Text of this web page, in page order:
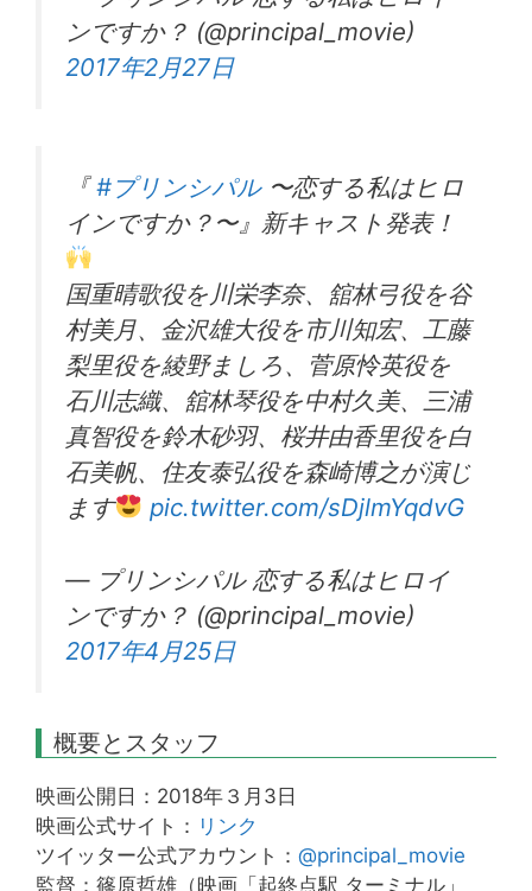
ンですか？ (@principal_movie)
2017年2月27日
『#プリンシパル〜恋する私はヒロ
インですか？〜』新キャスト発表！
国重晴歌役を川栄李奈、舘林弓役を谷
村美月、金沢雄大役を市川知宏、工藤
梨里役を綾野ましろ、菅原怜英役を
石川志織、舘林琴役を中村久美、三浦
真智役を鈴木砂羽、桜井由香里役を白
石美帆、住友泰弘役を森崎博之が演じ
ます
pic.twitter.com/sDjlmYqdvG
— プリンシパル 恋する私はヒロイ
ンですか？ (@principal_movie)
2017年4月25日
概要とスタッフ
映画公開日：2018年３月3日
映画公式サイト： リンク
ツイッター公式アカウント： @principal_movie
監督：篠原哲雄（映画「起終点駅 ターミナル」